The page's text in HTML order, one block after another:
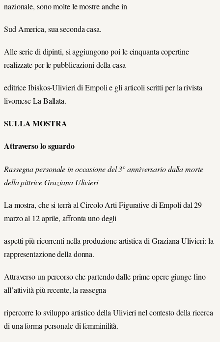
nazionale, sono molte le mostre anche in
Sud America, sua seconda casa.
Alle serie di dipinti, si aggiungono poi le cinquanta copertine
realizzate per le pubblicazioni della casa
editrice Ibiskos-Ulivieri di Empoli e gli articoli scritti per la rivista
livornese La Ballata.
SULLA MOSTRA
Attraverso lo sguardo
Rassegna personale in occasione del 3° anniversario dalla morte
della pittrice Graziana Ulivieri
La mostra, che si terrà al Circolo Arti Figurative di Empoli dal 29
marzo al 12 aprile, aﬀronta uno degli
aspetti più ricorrenti nella produzione artistica di Graziana Ulivieri: la
rappresentazione della donna.
Attraverso un percorso che partendo dalle prime opere giunge fino
all’attività più recente, la rassegna
ripercorre lo sviluppo artistico della Ulivieri nel contesto della ricerca
di una forma personale di femminilità.